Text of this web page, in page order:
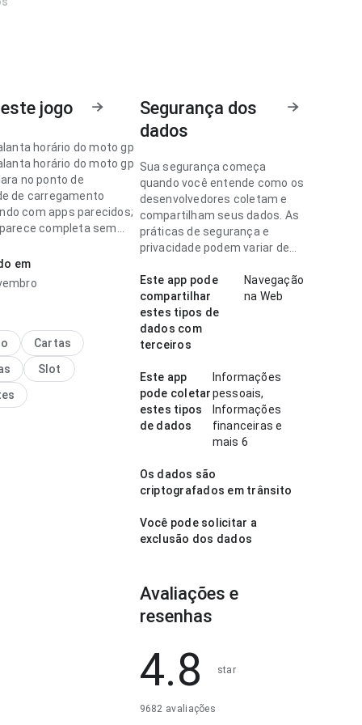
jogo
horário do moto gp
horário do moto gp
no ponto de
de carregamento
com apps parecidos;
completa sem
melhor que algo
ao conferir
a página parece
ficar pesada. Esse
detalhes faz
em
Cartas
Slot
Segurança dos
dados
Sua segurança começa
quando você entende como os
desenvolvedores coletam e
compartilham seus dados. As
práticas de segurança e
privacidade podem variar de
idade.
Este app pode
compartilhar
estes tipos de
dados com
terceiros
Navegação
na Web
Este app
pode coletar
estes tipos
de dados
Informações
pessoais,
Informações
financeiras e
mais 6
Os dados são
criptografados em trânsito
Você pode solicitar a
exclusão dos dados
Avaliações e
resenhas
4.8 star
9682 avaliações